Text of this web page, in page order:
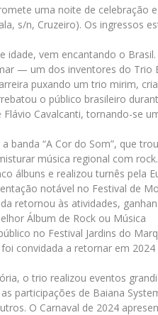
uma noite de celebração
s/n, Cruzeiro). Os ingressos
idade, vem encantando o Brasil.
— um dos inventores do Trio
puxando um trio mirim,
o público brasileiro
Cavalcanti, tornando-se
banda “A Cor do Som”, que
música regional com rock.
álbuns e realizou turnês pela
notável no Festival de
retornou às atividades,
Álbum de Rock ou Música
no Festival Jardins do
convidada a retornar em 2024
o trio realizou eventos
participações de Baiana
O Carnaval de 2024